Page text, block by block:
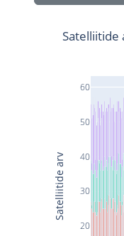
20
30
40
50
60
Satelliitide
Satelliitide arv